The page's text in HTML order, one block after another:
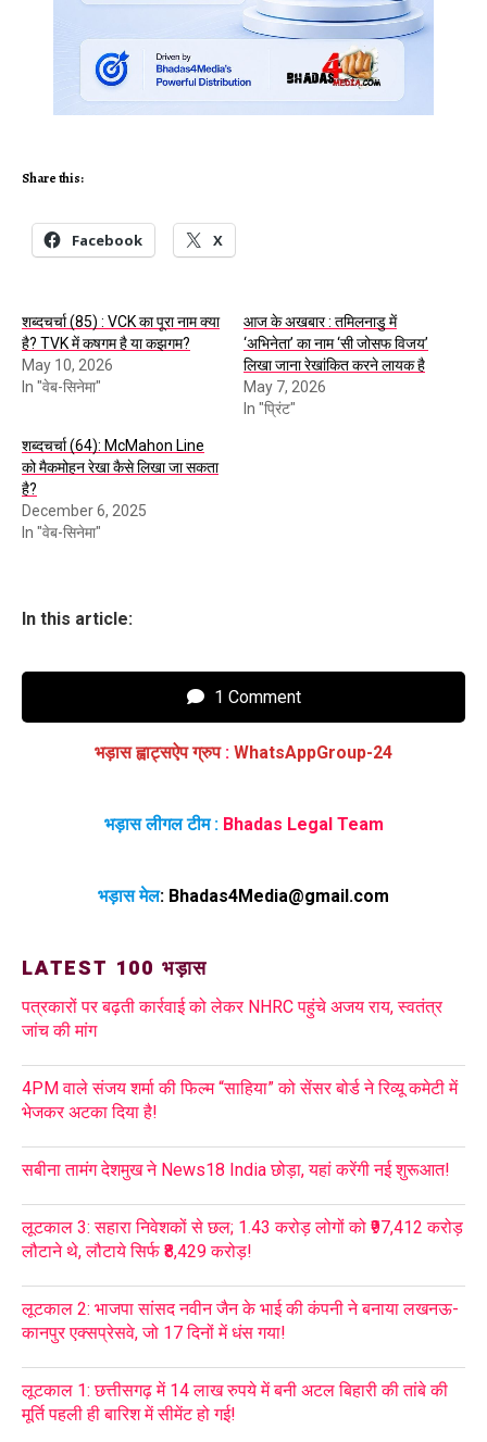
Share this:
Facebook X
शब्दचर्चा (85) : VCK का पूरा नाम क्या
है? TVK में कषगम है या कझगम?
May 10, 2026
In "वेब-सिनेमा"
आज के अखबार : तमिलनाडु में
‘अभिनेता’ का नाम ‘सी जोसफ विजय’
लिखा जाना रेखांकित करने लायक है
May 7, 2026
In "प्रिंट"
शब्दचर्चा (64): McMahon Line
को मैकमोहन रेखा कैसे लिखा जा सकता
है?
December 6, 2025
In "वेब-सिनेमा"
In this article:
1 Comment
भड़ास ह्वाट्सऐप ग्रुप : WhatsAppGroup-24
भड़ास लीगल टीम : Bhadas Legal Team
भड़ास मेल: Bhadas4Media@gmail.com
LATEST 100 भड़ास
पत्रकारों पर बढ़ती कार्रवाई को लेकर NHRC पहुंचे अजय राय, स्वतंत्र
जांच की मांग
4PM वाले संजय शर्मा की फिल्म “साहिया” को सेंसर बोर्ड ने रिव्यू कमेटी में
भेजकर अटका दिया है!
सबीना तामंग देशमुख ने News18 India छोड़ा, यहां करेंगी नई शुरूआत!
लूटकाल 3: सहारा निवेशकों से छल; 1.43 करोड़ लोगों को ₹97,412 करोड़
लौटाने थे, लौटाये सिर्फ ₹8,429 करोड़!
लूटकाल 2: भाजपा सांसद नवीन जैन के भाई की कंपनी ने बनाया लखनऊ-
कानपुर एक्सप्रेसवे, जो 17 दिनों में धंस गया!
लूटकाल 1: छत्तीसगढ़ में 14 लाख रुपये में बनी अटल बिहारी की तांबे की
मूर्ति पहली ही बारिश में सीमेंट हो गई!